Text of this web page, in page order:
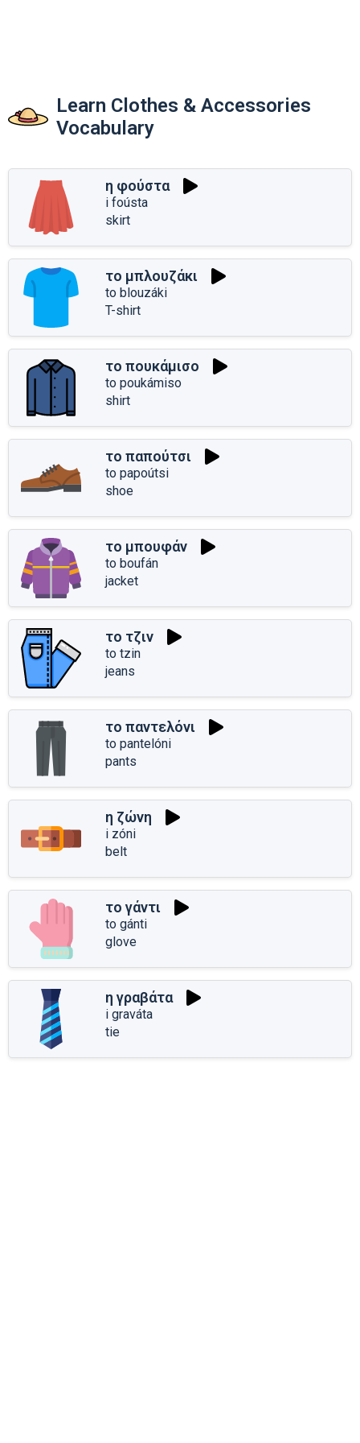
Learn Clothes & Accessories
Vocabulary
η φούστα
i foústa
skirt
το μπλουζάκι
to blouzáki
T-shirt
το πουκάμισο
to poukámiso
shirt
το παπούτσι
to papoútsi
shoe
το μπουφάν
to boufán
jacket
το τζιν
to tzin
jeans
το παντελόνι
to pantelóni
pants
η ζώνη
i zóni
belt
το γάντι
to gánti
glove
η γραβάτα
i graváta
tie